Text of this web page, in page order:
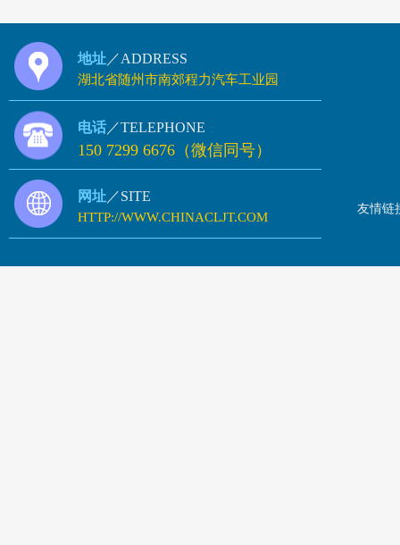
地址 ／ADDRESS
湖北省随州市南郊程力汽车工业园
电话 ／TELEPHONE
150 7299 6676（微信同号）
网址 ／SITE
HTTP://WWW.CHINACLJT.COM
友情链